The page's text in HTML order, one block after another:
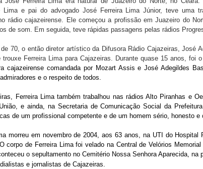
Lima e pai do advogado José Ferreira Lima Júnior, teve uma
rádio cajazeirense. Ele começou a profissão em Juazeiro do
de som. Em seguida, teve rápidas passagens pelas rádios
de 70, o então diretor artístico da Difusora Rádio Cajazeiras, José
trouxe Ferreira Lima para Cajazeiras. Durante quase 15 anos, foi
cajazeirense comandada por Mozart Assis e José Adegildes
e o respeito de todos.
Ferreira Lima também trabalhou nas rádios Alto Piranhas e
e ainda, na Secretaria de Comunicação Social da
de um profissional competente e de um homem sério, honesto
morreu em novembro de 2004, aos 63 anos, na UTI do Hospital
corpo de Ferreira Lima foi velado na Central de Velórios
o sepultamento no Cemitério Nossa Senhora Aparecida, na
e jornalistas de Cajazeiras.